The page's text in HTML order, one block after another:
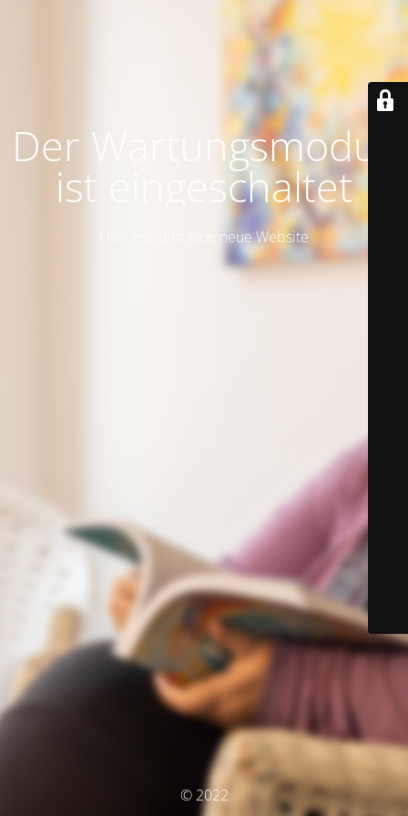
Der Wartungsmodus
ist eingeschaltet
HIer entsteht eine neue Website
© 2022